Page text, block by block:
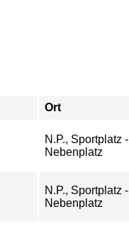
Ort
N.P., Sportplatz -
Nebenplatz
N.P., Sportplatz -
Nebenplatz